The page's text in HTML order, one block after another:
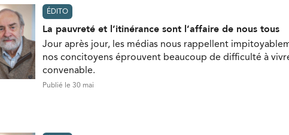
ÉDITO
La pauvreté et l’itinérance sont l’affaire de nous tous
Jour après jour, les médias nous rappellent
nos concitoyens éprouvent beaucoup de difficulté à
convenable.
Publié le 30 mai